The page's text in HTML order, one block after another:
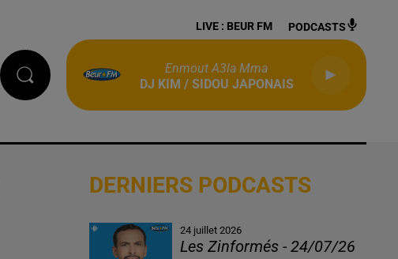
LIVE : BEUR FM PODCASTS
Enmout A3la Mma
DJ KIM / SIDOU JAPONAIS
DERNIERS PODCASTS
24 juillet 2026
Les Zinformés - 24/07/26